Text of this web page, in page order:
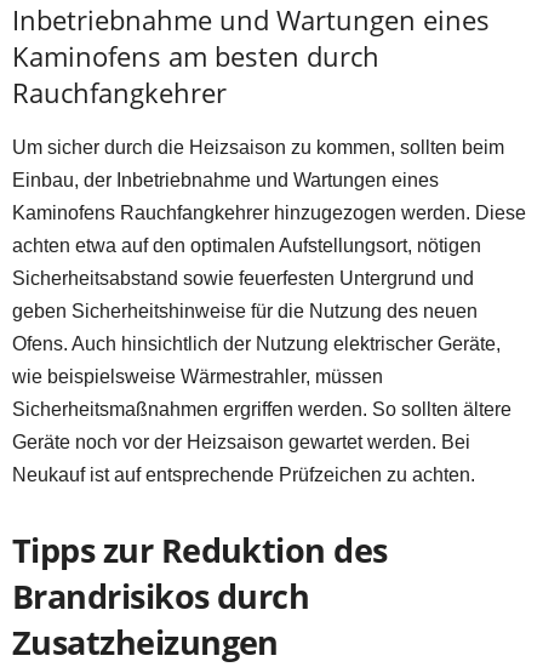
Inbetriebnahme und Wartungen eines
Kaminofens am besten durch
Rauchfangkehrer
Um sicher durch die Heizsaison zu kommen, sollten beim
Einbau, der Inbetriebnahme und Wartungen eines
Kaminofens Rauchfangkehrer hinzugezogen werden. Diese
achten etwa auf den optimalen Aufstellungsort, nötigen
Sicherheitsabstand sowie feuerfesten Untergrund und
geben Sicherheitshinweise für die Nutzung des neuen
Ofens. Auch hinsichtlich der Nutzung elektrischer Geräte,
wie beispielsweise Wärmestrahler, müssen
Sicherheitsmaßnahmen ergriffen werden. So sollten ältere
Geräte noch vor der Heizsaison gewartet werden. Bei
Neukauf ist auf entsprechende Prüfzeichen zu achten.
Tipps zur Reduktion des
Brandrisikos durch
Zusatzheizungen